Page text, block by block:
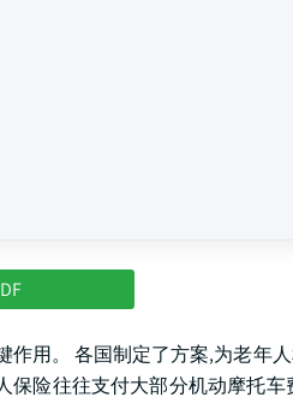
用。 各国制定了方案,为老年
险往往支付大部分机动摩托车